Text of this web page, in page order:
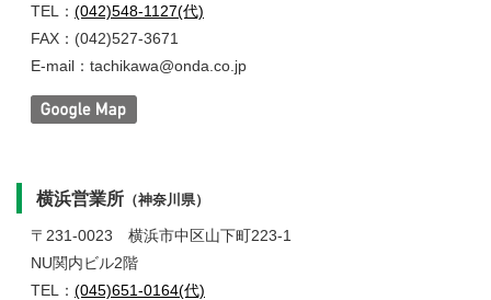
TEL： (042)548-1127(代)
FAX：(042)527-3671
E-mail：tachikawa@onda.co.jp
横浜営業所 （神奈川県）
〒231-0023 横浜市中区山下町223-1
NU関内ビル2階
TEL： (045)651-0164(代)